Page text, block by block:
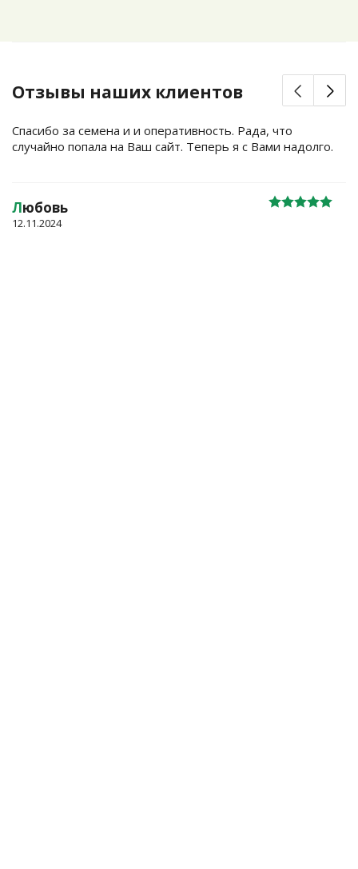
Отзывы наших клиентов
Спасибо за семена и и оперативность. Рада, что
случайно попала на Ваш сайт. Теперь я с Вами надолго.
Любовь
12.11.2024